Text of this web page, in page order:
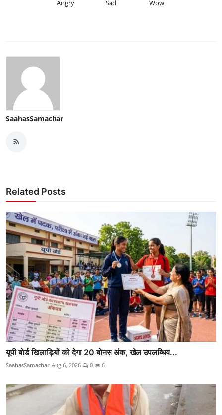
Angry Sad Wow
SaahasSamachar
Related Posts
यूपी बोर्ड खिलाड़ियों को देगा 20 बोनस अंक, खेल उपलब्धिय...
SaahasSamachar Aug 6, 2026 0 6